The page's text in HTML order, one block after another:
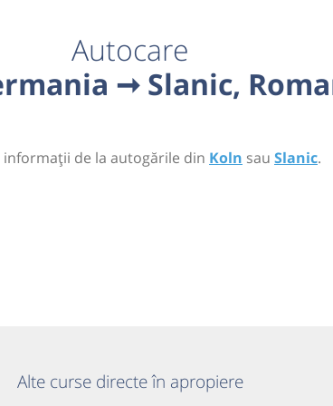
Autocare
➞ Slanic,
informații de la autogările din Koln sau Slanic.
Alte curse directe în apropiere